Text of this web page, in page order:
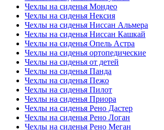
Чехлы на сиденья Мондео
Чехлы на сиденья Нексия
Чехлы на сиденья Ниссан Альмера
Чехлы на сиденья Ниссан Кашкай
Чехлы на сиденья Опель Астра
Чехлы на сиденья ортопедические
Чехлы на сиденья от детей
Чехлы на сиденья Панда
Чехлы на сиденья Пежо
Чехлы на сиденья Пилот
Чехлы на сиденья Приора
Чехлы на сиденья Рено Дастер
Чехлы на сиденья Рено Логан
Чехлы на сиденья Рено Меган